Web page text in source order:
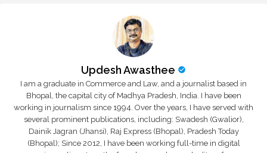
Updesh Awasthee
I am a graduate in Commerce and Law, and a journalist based in
Bhopal, the capital city of Madhya Pradesh, India. I have been
working in journalism since 1994. Over the years, I have served with
several prominent publications, including: Swadesh (Gwalior),
Dainik Jagran (Jhansi), Raj Express (Bhopal), Pradesh Today
(Bhopal); Since 2012, I have been working full-time in digital